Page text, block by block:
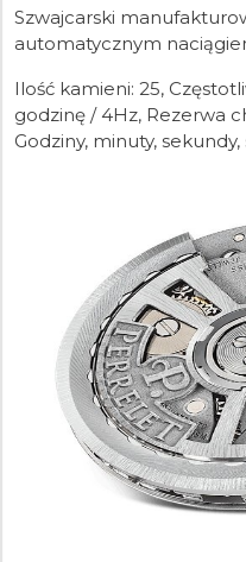
Szwajcarski
automatycznym
Ilość kamieni: 25,
godzinę / 4Hz, Rezerwa
Godziny, minuty,